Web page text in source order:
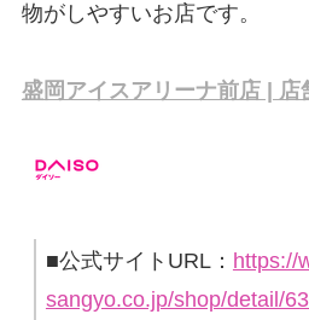
物がしやすいお店です。
盛岡アイスアリーナ前店 | 店
■公式サイトURL： https://
sangyo.co.jp/shop/detail/